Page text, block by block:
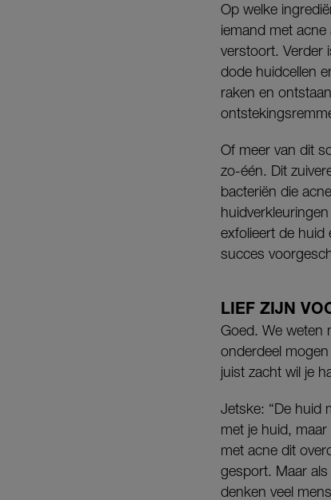
Op welke
iemand met
verstoort. Verder
dode huidcellen
raken en
Of meer van dit
zo-één. Dit
bacteriën die
exfolieert de huid
succes
LIEF ZIJN
Goed. We weten
onderdeel
juist zacht wil je
Jetske: “De huid
met je huid,
met acne dit
gesport. Maar
denken veel